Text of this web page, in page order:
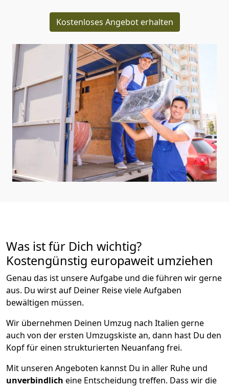
Kostenloses Angebot erhalten
Was ist für Dich wichtig?
Kostengünstig europaweit umziehen
Genau das ist unsere Aufgabe und die führen wir gerne
aus. Du wirst auf Deiner Reise viele Aufgaben
bewältigen müssen.
Wir übernehmen Deinen Umzug nach Italien gerne
auch von der ersten Umzugskiste an, dann hast Du den
Kopf für einen strukturierten Neuanfang frei.
Mit unseren Angeboten kannst Du in aller Ruhe und
unverbindlich eine Entscheidung treffen. Dass wir die